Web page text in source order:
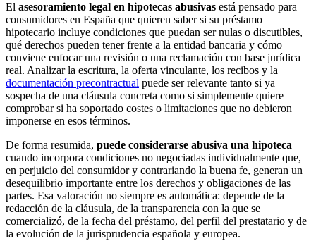
El asesoramiento legal en hipotecas abusivas está pensado para
consumidores en España que quieren saber si su préstamo
hipotecario incluye condiciones que puedan ser nulas o discutibles,
qué derechos pueden tener frente a la entidad bancaria y cómo
conviene enfocar una revisión o una reclamación con base jurídica
real. Analizar la escritura, la oferta vinculante, los recibos y la
documentación precontractual puede ser relevante tanto si ya
sospecha de una cláusula concreta como si simplemente quiere
comprobar si ha soportado costes o limitaciones que no debieron
imponerse en esos términos.
De forma resumida, puede considerarse abusiva una hipoteca
cuando incorpora condiciones no negociadas individualmente que,
en perjuicio del consumidor y contrariando la buena fe, generan un
desequilibrio importante entre los derechos y obligaciones de las
partes. Esa valoración no siempre es automática: depende de la
redacción de la cláusula, de la transparencia con la que se
comercializó, de la fecha del préstamo, del perfil del prestatario y de
la evolución de la jurisprudencia española y europea.